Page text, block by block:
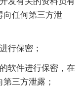
向任何第三方泄
行保密；
软件进行保密，在
三方泄露；